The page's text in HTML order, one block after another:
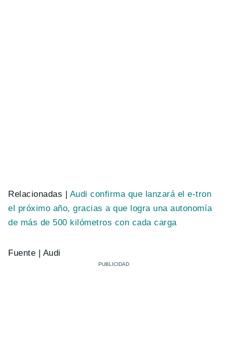
Relacionadas | Audi confirma que lanzará el e-tron
el próximo año, gracias a que logra una autonomía
de más de 500 kilómetros con cada carga
Fuente | Audi